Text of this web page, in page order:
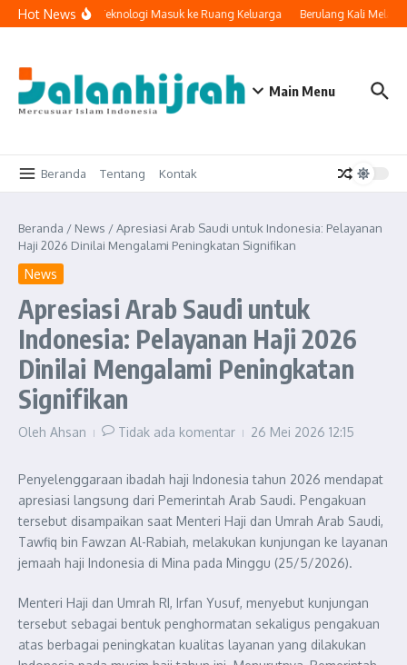
Lewati ke konten
Hot NewsKetika Teknologi Masuk ke Ruang Keluarga Berulang Kali
Main Menu
Beranda Tentang Kontak
Beranda / News /Apresiasi Arab Saudi untuk Indonesia: Pelayanan
Haji 2026 Dinilai Mengalami Peningkatan Signifikan
News
Apresiasi Arab Saudi untuk
Indonesia: Pelayanan Haji 2026
Dinilai Mengalami Peningkatan
Signifikan
Oleh Ahsan Tidak ada komentar 26 Mei 2026 12:15
Penyelenggaraan ibadah haji Indonesia tahun 2026 mendapat
apresiasi langsung dari Pemerintah Arab Saudi. Pengakuan
tersebut disampaikan saat Menteri Haji dan Umrah Arab Saudi,
Tawfiq bin Fawzan Al-Rabiah, melakukan kunjungan ke layanan
jemaah haji Indonesia di Mina pada Minggu (25/5/2026).
Menteri Haji dan Umrah RI, Irfan Yusuf, menyebut kunjungan
tersebut sebagai bentuk penghormatan sekaligus pengakuan
atas berbagai peningkatan kualitas layanan yang dilakukan